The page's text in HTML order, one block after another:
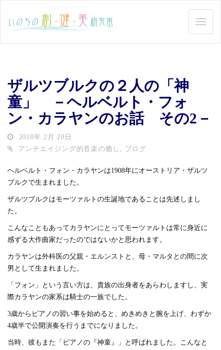
ザルツブルクの２人の「神
童」 －ヘルベルト・フォ
ン・カラヤンのお話 その2－
2018年 2月 20日
アンチエイジング的音楽の癒し , ブログ
ヘルベルト・フォン・カラヤンは1908年にオーストリア・ザルツ
ブルクで生まれました。
ザルツブルクはモーツァルトの生誕地であることは先述しまし
た。
こんなこともあってカラヤンにとってモーツァルトは常に身近に
感ずる大作曲家だったのではないかと思われます。
カラヤンは外科医の父親・エルンストと、母・マルタとの間に次
男として生まれました。
「フォン」という言い方は、貴族の出身者をあらわしますし、実
際カラヤンの家系は騎士の一族でした。
3歳からピアノの習い事を始めると、めきめきと腕を上げ、わずか
4歳半で公開演奏を行うまでになりました。
当時、彼もまた「ピアノの『神童』」と呼ばれました。こんなと